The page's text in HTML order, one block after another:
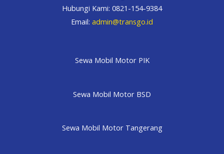
Hubungi Kami: 0821-154-9384
Email: admin@transgo.id
Sewa Mobil Motor PIK
Sewa Mobil Motor BSD
Sewa Mobil Motor Tangerang